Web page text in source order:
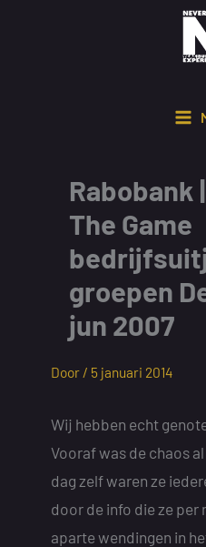
Rabobank
The Game
groepen
jun 2007
Door / 5 januari 2014
Wij hebben echt
Vooraf was de chaos
dag zelf waren ze
door de info die ze per
aparte wendingen in